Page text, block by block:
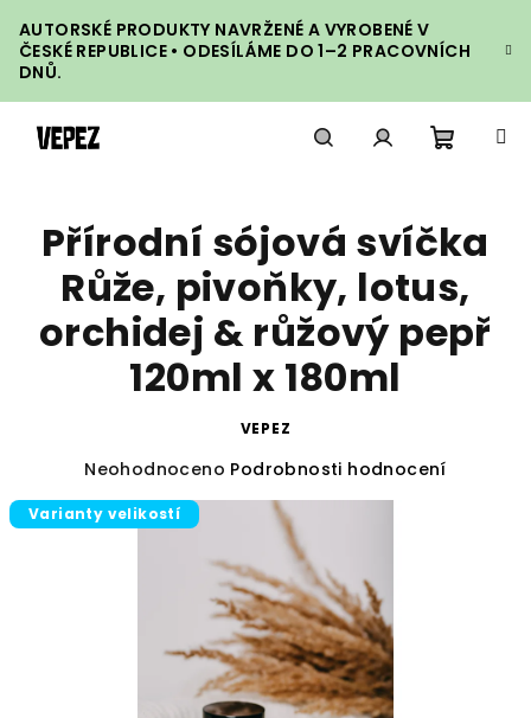
na
obsah
AUTORSKÉ PRODUKTY NAVRŽENÉ A VYROBENÉ V
ČESKÉ REPUBLICE • ODESÍLÁME DO 1–2 PRACOVNÍCH
DNŮ.
košík
Přírodní sójová svíčka
Růže, pivoňky, lotus,
orchidej & růžový pepř
120ml x 180ml
VEPEZ
Průměrné
produktu
Neohodnoceno Podrobnosti hodnocení
Varianty velikostí